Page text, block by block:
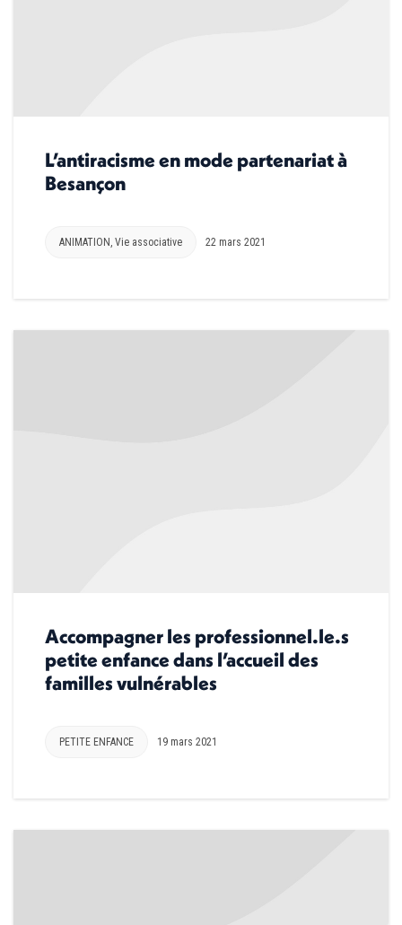
L’antiracisme en mode partenariat à
Besançon
ANIMATION , Vie associative 22 mars 2021
Accompagner les professionnel.le.s
petite enfance dans l’accueil des
familles vulnérables
PETITE ENFANCE 19 mars 2021